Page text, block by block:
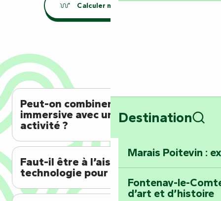
Destination
Marais Poitevin :
Fontenay-le-
d’art et d’histoire
Calculer mon itinéraire
Peut-on combiner cette visite
immersive avec une autre
activité ?
Faut-il être à l’aise avec la
technologie pour participer ?